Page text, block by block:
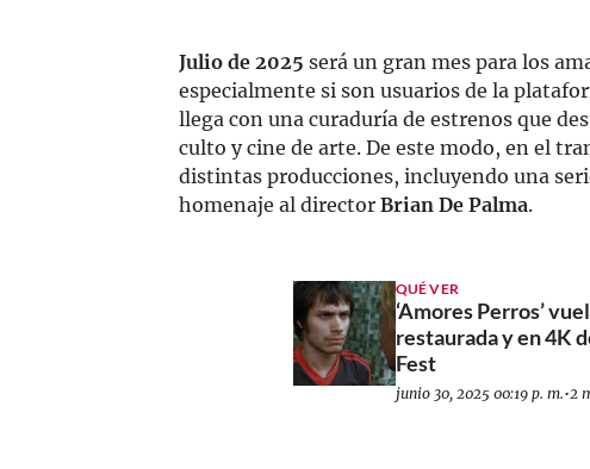
Julio de 2025 será un gran mes para los
especialmente si son usuarios de la
llega con una curaduría de estrenos que
culto y cine de arte. De este modo, en el
distintas producciones, incluyendo una
homenaje al director Brian De Palma.
QUÉ VER
‘Amores Perros’
restaurada y en 4K
Fest
junio 30, 2025 00:19 p. m.•2